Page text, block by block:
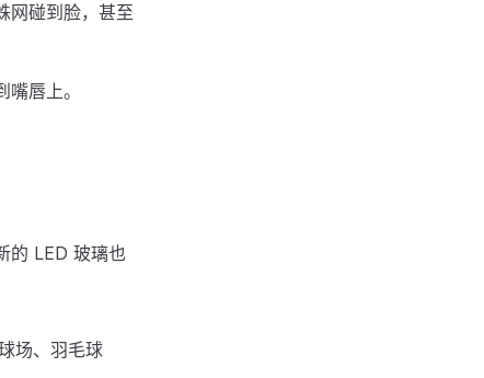
网碰到脸，甚至
唇上。
的 LED 玻璃也
场、羽毛球